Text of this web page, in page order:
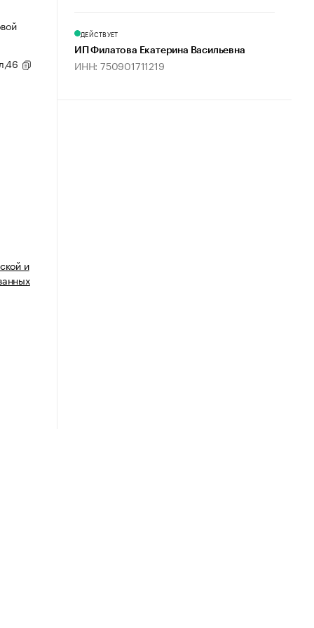
и
ДЕЙСТВУЕТ
ИП Филатова Екатерина Васильевна
ИНН: 750901711219